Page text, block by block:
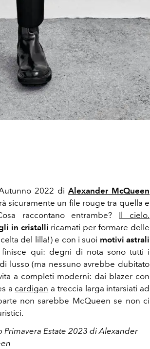
2022 diAlexander McQueen
sicuramente un file rouge tra quella e
raccontano entrambe? Il cielo.
in cristalli ricamati per formare delle
del lilla!) e con i suoi motivi astrali
finisce qui: degni di nota sono tutti i
lusso (ma nessuno avrebbe dubitato
a completi moderni: dai blazer con
a cardigan a treccia larga intarsiati ad
non sarebbe McQueen se non ci
Estate 2023 di Alexander